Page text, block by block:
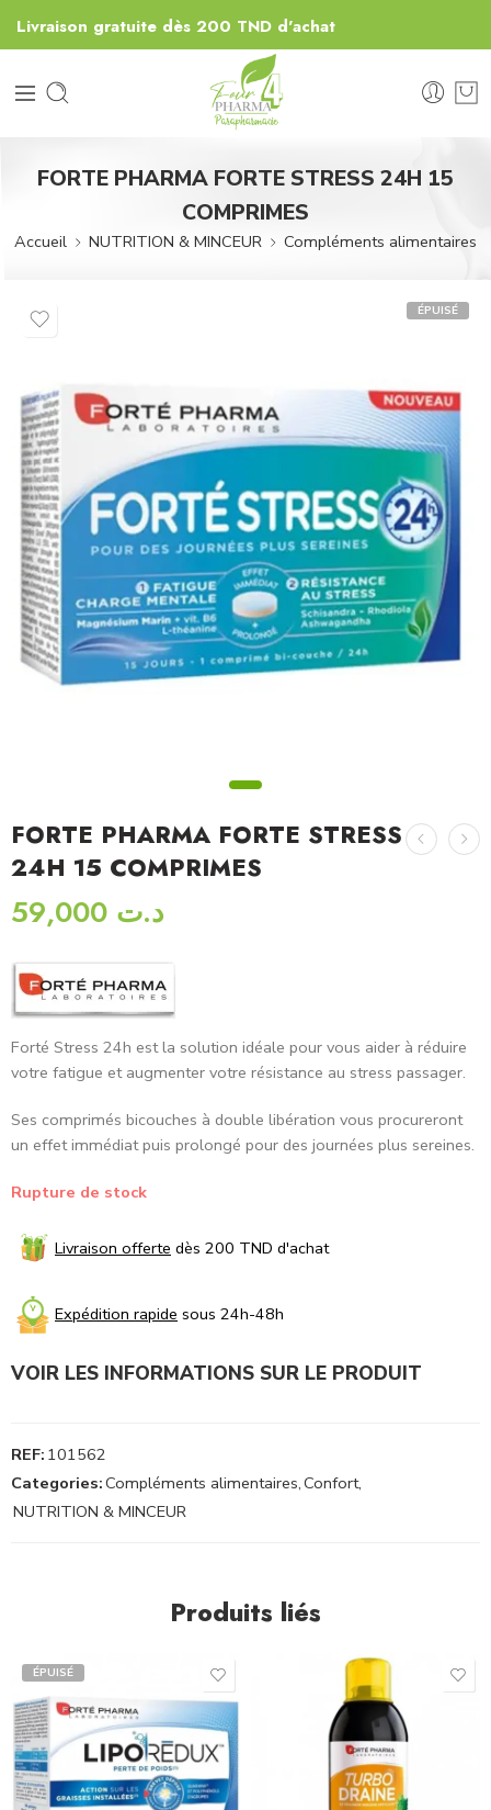
Livraison gratuite dès 200 TND d'achat
FORTE PHARMA FORTE STRESS 24H 15
COMPRIMES
Accueil NUTRITION & MINCEUR Compléments alimentaires
ÉPUISÉ
FORTE PHARMA FORTE STRESS
24H 15 COMPRIMES
د.ت
Forté Stress 24h est la solution idéale pour vous aider à réduire
votre fatigue et augmenter votre résistance au stress passager.
Ses comprimés bicouches à double libération vous procureront
un effet immédiat puis prolongé pour des journées plus sereines.
Rupture de stock
Livraison offerte dès 200 TND d'achat
Expédition rapide sous 24h-48h
VOIR LES INFORMATIONS SUR LE PRODUIT
REF: 101562
Categories:Compléments alimentaires,Confort,
NUTRITION & MINCEUR
Produits liés
ÉPUISÉ